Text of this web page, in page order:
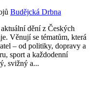
Budějcká Drbna
dění z Českých
Věnují se tématům, která
– od politiky, dopravy a
sport a každodenní
svižný a...